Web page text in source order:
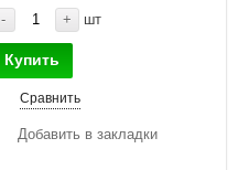
- + шт
Купить
Сравнить
Добавить в закладки